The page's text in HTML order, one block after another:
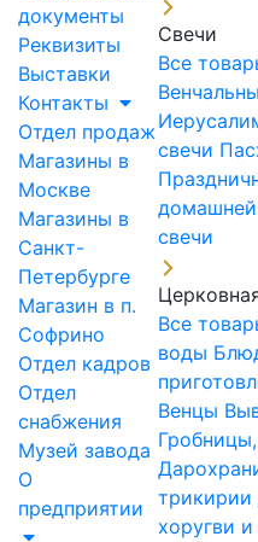
документы
Реквизиты
Выставки
Контакты
Отдел продаж
Магазины в
Москве
Магазины в
Санкт-
Петербурге
Магазин в п.
Софрино
Отдел кадров
Отдел
снабжения
Музей завода
О
предприятии
Свечи
Все
свечи
свечи
Все
воды
Венцы
трикирии
хоругви